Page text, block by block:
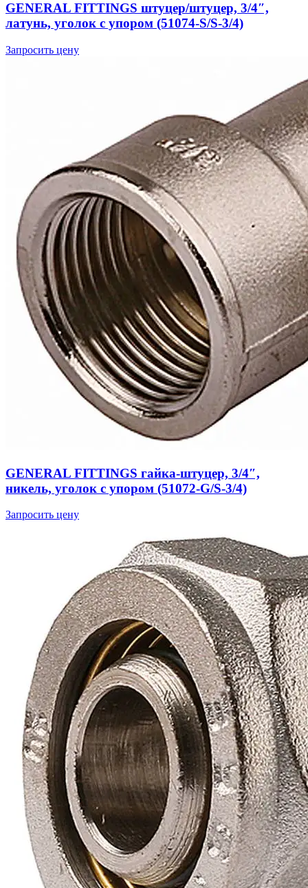
GENERAL FITTINGS штуцер/штуцер, 3/4″,
латунь, уголок с упором (51074-S/S-3/4)
Запросить цену
GENERAL FITTINGS гайка-штуцер, 3/4″,
никель, уголок с упором (51072-G/S-3/4)
Запросить цену